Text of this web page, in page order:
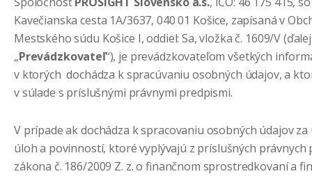
Kavečianska cesta 1A/3637, 040 01 Košice, zapísaná v
Mestského súdu Košice I, oddiel: Sa, vložka č. 1609/V
„Prevádzkovateľ“), je prevádzkovateľom všetkých
v ktorých dochádza k spracúvaniu osobných údajov, a
v súlade s príslušnými právnymi predpismi.
V prípade ak dochádza k spracovaniu osobných údajov
úloh a povinností, ktoré vyplývajú z príslušných právnych
zákona č. 186/2009 Z. z. o finančnom sprostredkovaní a